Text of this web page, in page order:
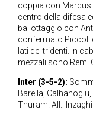
coppia con Marcus
centro della difesa
ballottaggio con
confermato Piccoli
lati del tridenti. In
mezzali sono Remi
Inter (3-5-2):
Barella,
Thuram. All.: Inzaghi.